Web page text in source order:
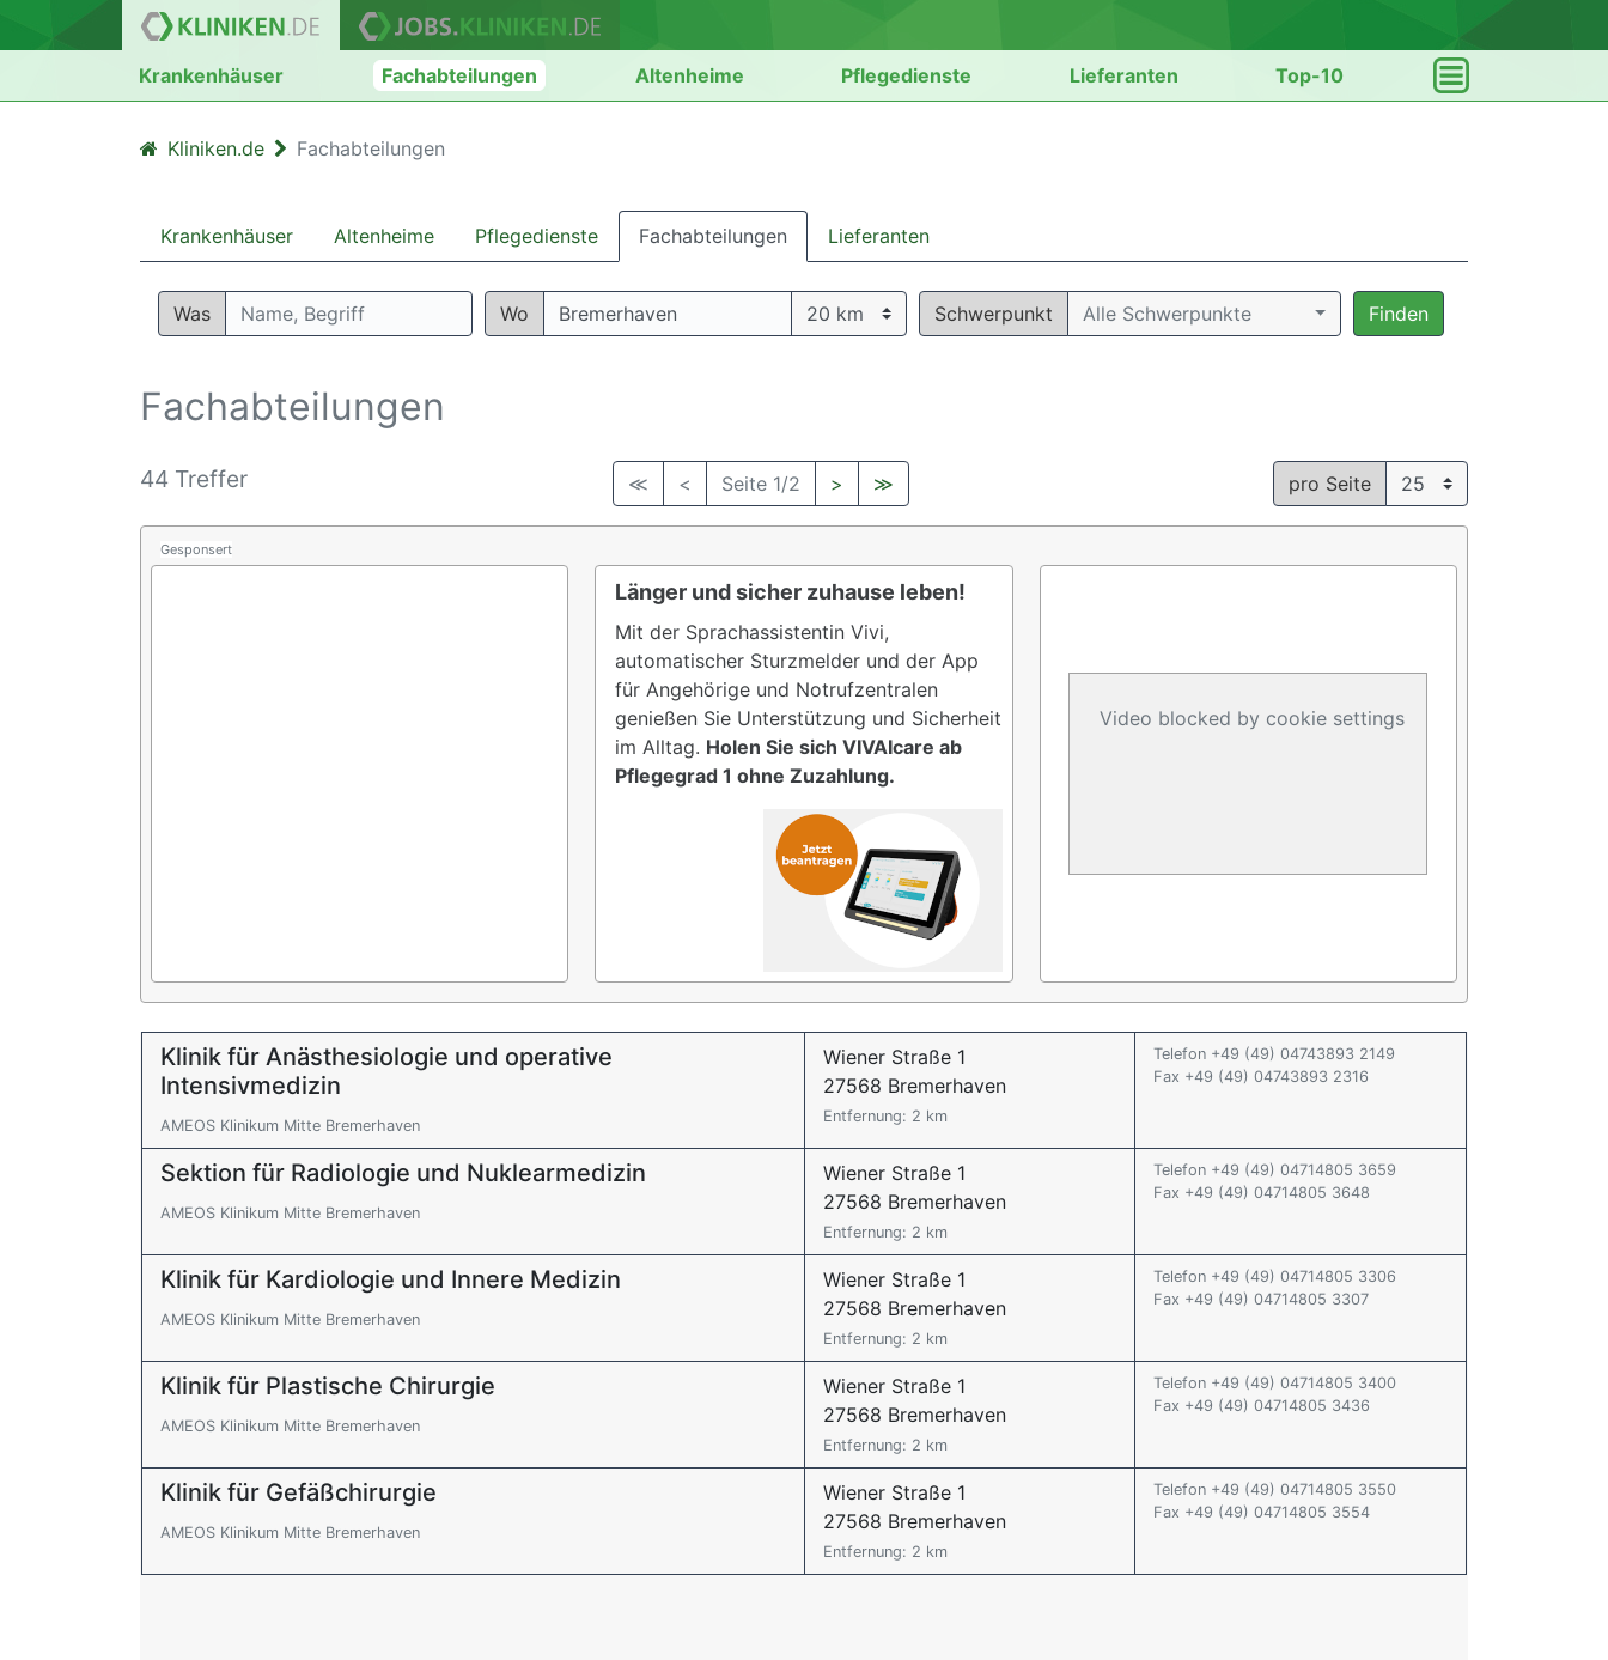
Krankenhäuser Fachabteilungen Altenheime Pflegedienste Lieferanten Top-10
Kliniken.de Fachabteilungen
Krankenhäuser Altenheime Pflegedienste Fachabteilungen Lieferanten
Was Wo Schwerpunkt Alle Schwerpunkte Finden
Fachabteilungen
44 Treffer ≪ < Seite 1/2 > ≫ pro Seite
Gesponsert
Länger und sicher zuhause leben!
Mit der Sprachassistentin Vivi,
automatischer Sturzmelder und der App
für Angehörige und Notrufzentralen
genießen Sie Unterstützung und Sicherheit
im Alltag. Holen Sie sich VIVAIcare ab
Pflegegrad 1 ohne Zuzahlung.
Video blocked by cookie settings
Klinik für Anästhesiologie und operative
Intensivmedizin
AMEOS Klinikum Mitte Bremerhaven
Wiener Straße 1
27568 Bremerhaven
Entfernung: 2 km
Telefon +49 (49) 04743893 2149
Fax +49 (49) 04743893 2316
Sektion für Radiologie und Nuklearmedizin
AMEOS Klinikum Mitte Bremerhaven
Wiener Straße 1
27568 Bremerhaven
Entfernung: 2 km
Telefon +49 (49) 04714805 3659
Fax +49 (49) 04714805 3648
Klinik für Kardiologie und Innere Medizin
AMEOS Klinikum Mitte Bremerhaven
Wiener Straße 1
27568 Bremerhaven
Entfernung: 2 km
Telefon +49 (49) 04714805 3306
Fax +49 (49) 04714805 3307
Klinik für Plastische Chirurgie
AMEOS Klinikum Mitte Bremerhaven
Wiener Straße 1
27568 Bremerhaven
Entfernung: 2 km
Telefon +49 (49) 04714805 3400
Fax +49 (49) 04714805 3436
Klinik für Gefäßchirurgie
AMEOS Klinikum Mitte Bremerhaven
Wiener Straße 1
27568 Bremerhaven
Entfernung: 2 km
Telefon +49 (49) 04714805 3550
Fax +49 (49) 04714805 3554